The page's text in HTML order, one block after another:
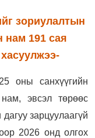
зориулалтын
нам 191 сая
оны санхүүгийн
эвсэл төрөөс
зарцуулаагүй
2026 онд олгох